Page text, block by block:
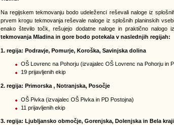
Na regijskem tekmovanju bodo udeleženci reševali naloge iz
prvem krogu tekmovanja reševale naloge iz splošnih planinskih
enako število točk, rešujejo dodatne naloge in praktično nalogo
tekmovanja Mladina in gore bodo potekala v naslednjih regijah:
1. regija: Podravje, Pomurje, Koroška, Savinjska dolina
OŠ Lovrenc na Pohorju (izvajalec OŠ Lovrenc na Pohorju in
19 prijavljenih ekip
2. regija: Primorska , Notranjska, Posočje
OŠ Pivka (izvajalec OŠ Pivka in PD Postojna)
11 prijavljenih ekip
3. regija: Ljubljansko območje, Gorenjska, Dolenjska in Bela